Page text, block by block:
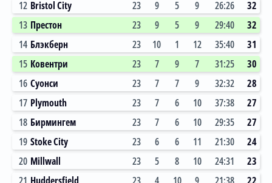
12 Bristol City 23 9 5 9 26:26
32
13 Престон 23 9 5 9 29:40
32
14 Блэкберн 23 10 1 12 35:40
31
15 Ковентри 23 7 9 7 31:25
30
16 Суонси 23 7 7 9 32:32
28
17 Plymouth 23 7 6 10 37:38
27
18 Бирмингем 23 7 6 10 29:35
27
19 Stoke City 23 6 6 11 21:30
24
20 Millwall 23 5 8 10 24:31
23